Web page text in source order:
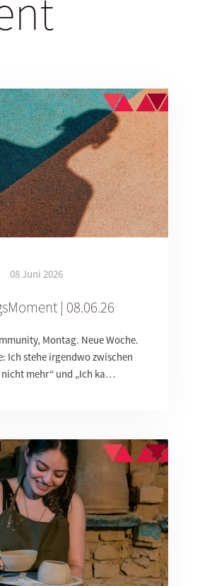
08 Juni 2026
| 08.06.26
Montag. Neue Woche.
Ich stehe irgendwo zwischen
nicht mehr“ und „Ich ka…